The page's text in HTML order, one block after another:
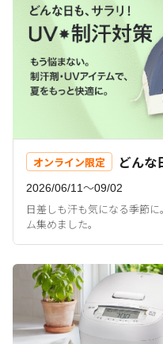
オンライン限定 どんな
2026/06/11〜09/02
日差しも汗も気になる季節
ム集めました。